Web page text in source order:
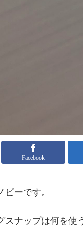
Facebook
ーです。
スナップは何を使